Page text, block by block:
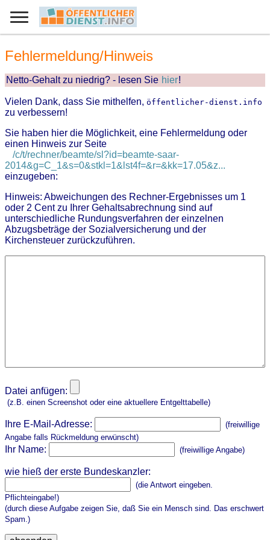
Fehlermeldung/Hinweis
Netto-Gehalt zu niedrig? - lesen Sie hier!
Vielen Dank, dass Sie mithelfen, öffentlicher-dienst.info
zu verbessern!
Sie haben hier die Möglichkeit, eine Fehlermeldung oder
einen Hinweis zur Seite
/c/t/rechner/beamte/sl?id=beamte-saar-
2014&g=C_1&s=0&stkl=1&lst4f=&r=&kk=17.05&z...
einzugeben:
Hinweis: Abweichungen des Rechner-Ergebnisses um 1
oder 2 Cent zu Ihrer Gehaltsabrechnung sind auf
unterschiedliche Rundungsverfahren der einzelnen
Abzugsbeträge der Sozialversicherung und der
Kirchensteuer zurückzuführen.
Datei anfügen:
(z.B. einen Screenshot oder eine aktuellere Entgelttabelle)
Ihre E-Mail-Adresse:
(freiwillige
Angabe falls Rückmeldung erwünscht)
Ihr Name: (freiwillige Angabe)
wie hieß der erste Bundeskanzler:
(die Antwort eingeben.
Pflichteingabe!)
(durch diese Aufgabe zeigen Sie, daß Sie ein Mensch sind. Das erschwert
Spam.)